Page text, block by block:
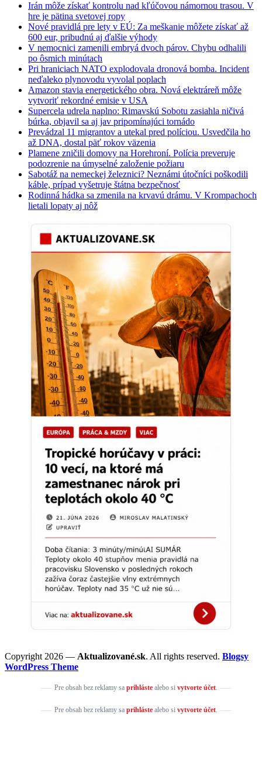
Irán môže získať kontrolu nad kľúčovou námornou trasou. V
hre je pätina svetovej ropy
Nové pravidlá pre lety v EÚ: Za meškanie môžete získať až
600 eur, pribudnú aj ďalšie výhody
V nemocnici zamenili embryá dvoch párov. Chybu odhalili
po ôsmich minútach
Pri hraniciach NATO explodovala dronová bomba. Incident
neďaleko plynovodu vyvolal poplach
Amazon stavia energetického obra. Nová elektráreň môže
vytvoriť rekordné emisie v USA
Supercela udrela naplno: Rimavskú Sobotu zasiahla ničivá
búrka, objavil sa aj jav pripomínajúci tornádo
Prevádzal 11 migrantov a utekal pred políciou. Usvedčila ho
až DNA, dostal päť rokov väzenia
Plamene zničili domovy na Horehroní. Polícia preveruje
podozrenie na úmyselné založenie požiaru
Sabotáž na nemeckej železnici? Neznámi útočníci poškodili
káble, prípad vyšetruje štátna bezpečnosť
Rodinná hádka sa zmenila na krvavú drámu. V Krompachoch
lietali lopaty aj nôž
Copyright 2026 — Aktualizované.sk. All rights reserved. Blogsy
WordPress Theme
Pre obsah bez reklamy sa prihlástealebo si vytvorte účet.